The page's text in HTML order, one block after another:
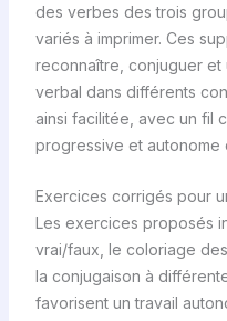
des verbes des trois
variés à imprimer. Ces
reconnaître, conjuguer et
verbal dans différents
ainsi facilitée, avec un fil
progressive et autonome
Exercices corrigés pour
Les exercices proposés
vrai/faux, le coloriage
la conjugaison à
favorisent un travail